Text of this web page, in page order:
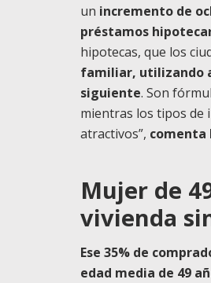
un incremento de
préstamos
hipotecas, que los
familiar, utilizando
siguiente. Son
mientras los tipos de
atractivos”, comenta
Mujer de
vivienda
Ese 35% de
edad media de 49